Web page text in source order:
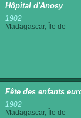
Hôpital d'Anosy
1902
Madagascar, Île de
Fête des enfants
1902
Madagascar, Île de